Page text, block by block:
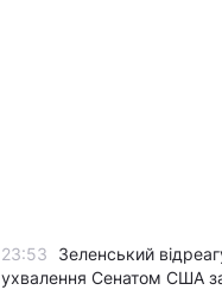
23:53
Зеленський
ухвалення Сенатом США